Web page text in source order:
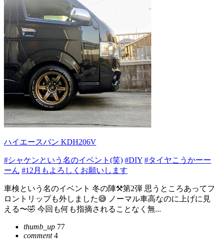
ハイエースバン KDH206V
#シャケンという名のイベント(笑) #DIY #タイヤこうかーー
ーん #12月もよろしくお願いします
車検という名のイベント 冬の陣⚒️第2弾 思うところあってフ
ロントリップも外しました😅 ノーマル車高なのに上げに見
える〜🤣 今回も何も指摘されることなく無...
thumb_up 77
comment4